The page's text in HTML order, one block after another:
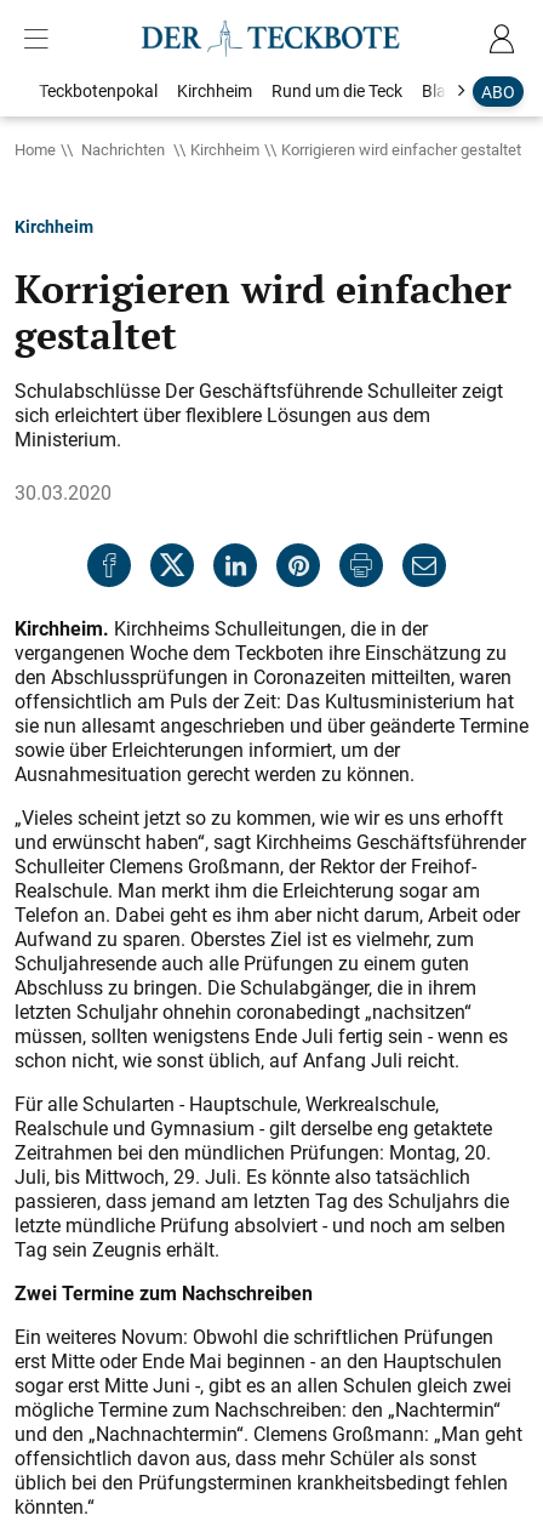
ABO
Teckbotenpokal Kirchheim Rund um die Teck Blaulicht
Home Nachrichten Kirchheim Korrigieren wird einfacher gestaltet
Kirchheim
Korrigieren wird einfacher
gestaltet
Schulabschlüsse Der Geschäftsführende Schulleiter zeigt
sich erleichtert über flexiblere Lösungen aus dem
Ministerium.
30.03.2020
Kirchheim. Kirchheims Schulleitungen, die in der
vergangenen Woche dem Teckboten ihre Einschätzung zu
den Abschlussprüfungen in Coronazeiten mitteilten, waren
offensichtlich am Puls der Zeit: Das Kultusministerium hat
sie nun allesamt angeschrieben und über geänderte Termine
sowie über Erleichterungen informiert, um der
Ausnahmesituation gerecht werden zu können.
„Vieles scheint jetzt so zu kommen, wie wir es uns erhofft
und erwünscht haben“, sagt Kirchheims Geschäftsführender
Schulleiter Clemens Großmann, der Rektor der Freihof-
Realschule. Man merkt ihm die Erleichterung sogar am
Telefon an. Dabei geht es ihm aber nicht darum, Arbeit oder
Aufwand zu sparen. Oberstes Ziel ist es vielmehr, zum
Schuljahresende auch alle Prüfungen zu einem guten
Abschluss zu bringen. Die Schulabgänger, die in ihrem
letzten Schuljahr ohnehin coronabedingt „nachsitzen“
müssen, sollten wenigstens Ende Juli fertig sein - wenn es
schon nicht, wie sonst üblich, auf Anfang Juli reicht.
Für alle Schularten - Hauptschule, Werkrealschule,
Realschule und Gymnasium - gilt derselbe eng getaktete
Zeitrahmen bei den mündlichen Prüfungen: Montag, 20.
Juli, bis Mittwoch, 29. Juli. Es könnte also tatsächlich
passieren, dass jemand am letzten Tag des Schuljahrs die
letzte mündliche Prüfung absolviert - und noch am selben
Tag sein Zeugnis erhält.
Zwei Termine zum Nachschreiben
Ein weiteres Novum: Obwohl die schriftlichen Prüfungen
erst Mitte oder Ende Mai beginnen - an den Hauptschulen
sogar erst Mitte Juni -, gibt es an allen Schulen gleich zwei
mögliche Termine zum Nachschreiben: den „Nachtermin“
und den „Nachnachtermin“. Clemens Großmann: „Man geht
offensichtlich davon aus, dass mehr Schüler als sonst
üblich bei den Prüfungsterminen krankheitsbedingt fehlen
könnten.“